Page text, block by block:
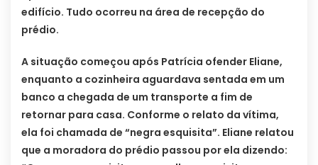
edifício. Tudo ocorreu na área de recepção do
prédio.
A situação começou após Patrícia ofender Eliane,
enquanto a cozinheira aguardava sentada em um
banco a chegada de um transporte a fim de
retornar para casa. Conforme o relato da vítima,
ela foi chamada de “negra esquisita”. Eliane relatou
que a moradora do prédio passou por ela dizendo: